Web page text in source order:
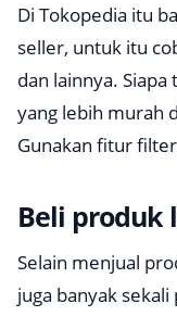
Di Tokopedia itu
seller, untuk itu
dan lainnya.
yang lebih murah
Gunakan fitur
Beli produk
Selain menjual
juga banyak